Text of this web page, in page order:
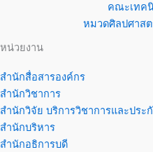
คณะเทค
หมวดศิลปศาส
หน่วยงาน
สำนักสื่อสารองค์กร
สำนักวิชาการ
สำนักวิจัย บริการวิชาการและปร
สำนักบริหาร
สำนักอธิการบดี